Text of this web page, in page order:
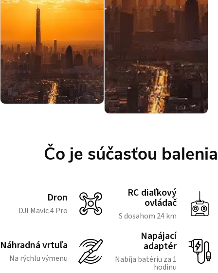
Čo je súčasťou balenia
Dron
DJI Mavic 4 Pro
RC diaľkový
ovládač
S dosahom 24 km
Náhradná vrtuľa
Na rýchlu výmenu
Napájací
adaptér
Nabíja batériu za 1
hodinu